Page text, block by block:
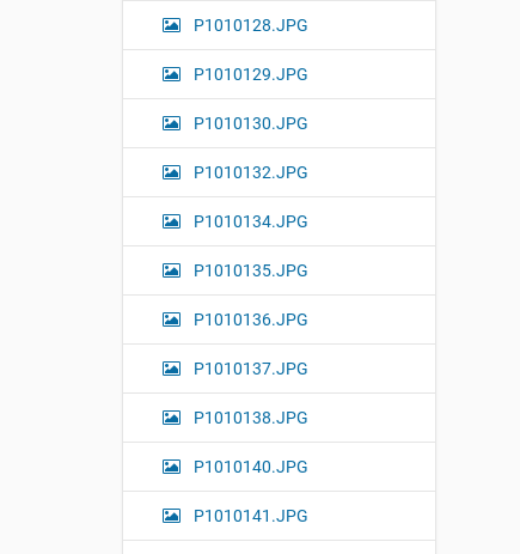
P1010128.JPG
P1010129.JPG
P1010130.JPG
P1010132.JPG
P1010134.JPG
P1010135.JPG
P1010136.JPG
P1010137.JPG
P1010138.JPG
P1010140.JPG
P1010141.JPG